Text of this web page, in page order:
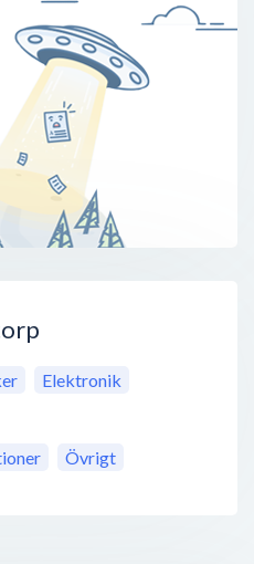
Elektronik
Övrigt